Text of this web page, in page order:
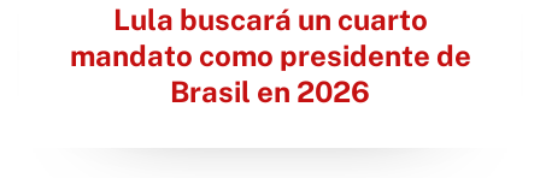
Lula buscará un cuarto
mandato como presidente de
Brasil en 2026